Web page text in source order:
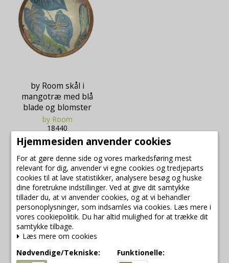
by Room skål i
mangotræ med blå
blade og blomster
by Room
18440
239,00 DKK
179,25 DKK
VIS PRODUKT
Hjemmesiden anvender cookies
For at gøre denne side og vores markedsføring mest
relevant for dig, anvender vi egne cookies og tredjeparts
cookies til at lave statistikker, analysere besøg og huske
dine foretrukne indstillinger. Ved at give dit samtykke
tillader du, at vi anvender cookies, og at vi behandler
personoplysninger, som indsamles via cookies. Læs mere i
vores cookiepolitik. Du har altid mulighed for at trække dit
samtykke tilbage.
Læs mere om cookies
Nødvendige/Tekniske:
Funktionelle: